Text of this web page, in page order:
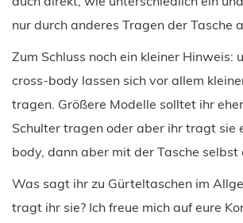
nur durch anderes Tragen der Tasche
Zum Schluss noch ein kleiner Hinweis:
cross-body lassen sich vor allem
tragen. Größere Modelle solltet ihr
Schulter tragen oder aber ihr tragt sie
body, dann aber mit der Tasche selbst
Was sagt ihr zu Gürteltaschen im
tragt ihr sie? Ich freue mich auf eure